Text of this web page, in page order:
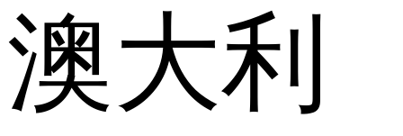
澳大利